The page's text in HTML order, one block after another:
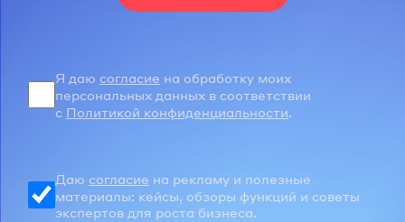
Я даю согласие на обработку моих
персональных данных в соответствии
с Политикой конфиденциальности.
Даю согласие на рекламу и полезные
материалы: кейсы, обзоры функций и советы
экспертов для роста бизнеса.